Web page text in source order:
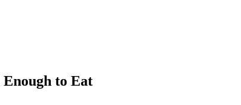
to Eat